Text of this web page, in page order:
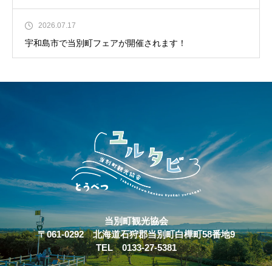
2026.07.17
宇和島市で当別町フェアが開催されます！
当別町観光協会
〒061-0292 北海道石狩郡当別町白樺町58番地9
TEL 0133-27-5381